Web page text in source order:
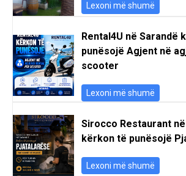
Lexoni më shumë
Rental4U në Sarandë
punësojë Agjent në
scooter
Lexoni më shumë
Sirocco Restaurant
kërkon të punësojë
Lexoni më shumë